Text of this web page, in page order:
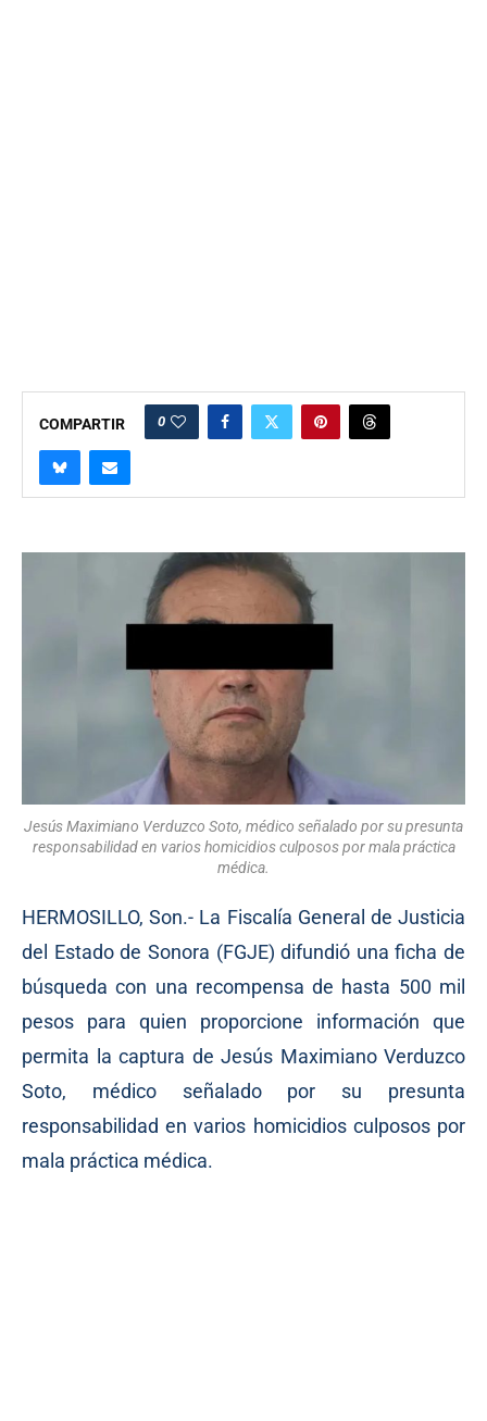
COMPARTIR 0
Jesús Maximiano Verduzco Soto, médico señalado por su presunta
responsabilidad en varios homicidios culposos por mala práctica
médica.
HERMOSILLO, Son.- La Fiscalía General de Justicia
del Estado de Sonora (FGJE) difundió una ficha de
búsqueda con una recompensa de hasta 500 mil
pesos para quien proporcione información que
permita la captura de Jesús Maximiano Verduzco
Soto, médico señalado por su presunta
responsabilidad en varios homicidios culposos por
mala práctica médica.